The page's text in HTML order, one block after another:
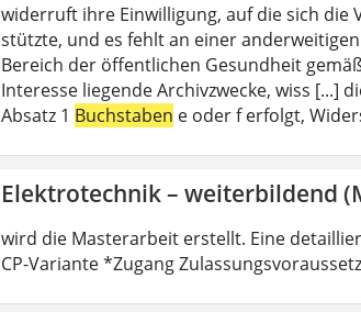
widerruft ihre Einwilligung, auf die sich die
stützte, und es fehlt an einer
Bereich der öffentlichen Gesundheit
Interesse liegende Archivzwecke, wiss
Absatz 1 Buchstaben e oder f erfolgt,
Elektrotechnik – weiterbildend
wird die Masterarbeit erstellt. Eine
CP-Variante *Zugang